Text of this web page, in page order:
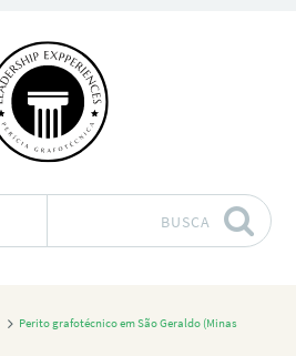
BUSCA
Perito grafotécnico em São Geraldo (Minas